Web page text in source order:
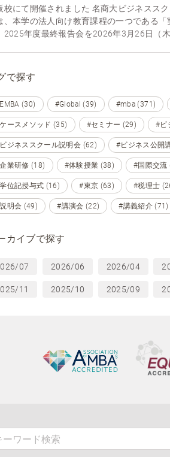
校にて開催されました 名商大ビジネスス
、本学の法人向け教育課程の一つである「
2025年度最終報告会を2026年3月26日（木
で探す
(30) #Global (39) #mba (371)
ースメソッド (35) #セミナー (29) #ビ
ジネススクール説明会 (62) #ビジネス公開
業研修 (18) #体験授業 (38) #国際交流
位記授与式 (16) #東京 (63) #税理士
明会 (49) #講演会 (22) #講義紹介 (71)
カイブで探す
07 2026/06 2026/04
11 2025/10 2025/09